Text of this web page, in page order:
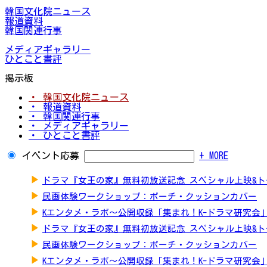
韓国文化院ニュース
報道資料
韓国関連行事
メディアギャラリー
ひとこと書評
掲示板
・ 韓国文化院ニュース
・ 報道資料
・ 韓国関連行事
・ メディアギャラリー
・ ひとこと書評
イベント応募 + MORE
▶ ドラマ『女王の家』無料初放送記念 スペシャル上映&
▶ 民画体験ワークショップ：ポーチ・クッションカバー
▶ Kエンタメ・ラボ～公開収録「集まれ！K-ドラマ研究会」
▶ ドラマ『女王の家』無料初放送記念 スペシャル上映&
▶ 民画体験ワークショップ：ポーチ・クッションカバー
▶ Kエンタメ・ラボ～公開収録「集まれ！K-ドラマ研究会」